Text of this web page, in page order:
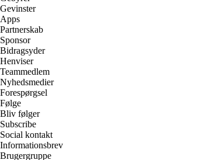
Gevinster
Apps
Partnerskab
Sponsor
Bidragsyder
Henviser
Teammedlem
Nyhedsmedier
Forespørgsel
Følge
Bliv følger
Subscribe
Social kontakt
Informationsbrev
Brugergruppe